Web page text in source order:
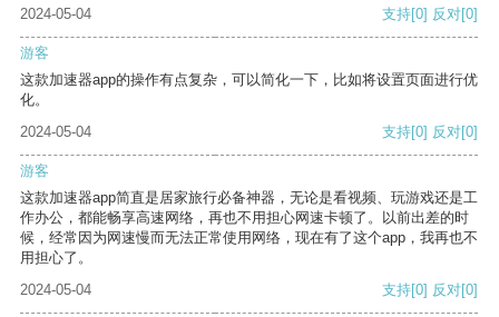
2024-05-04
支持[0] 反对[0]
游客
这款加速器app的操作有点复杂，可以简化一下，比如将设置页面进行优
化。
2024-05-04
支持[0] 反对[0]
游客
这款加速器app简直是居家旅行必备神器，无论是看视频、玩游戏还是工
作办公，都能畅享高速网络，再也不用担心网速卡顿了。以前出差的时
候，经常因为网速慢而无法正常使用网络，现在有了这个app，我再也不
用担心了。
2024-05-04
支持[0] 反对[0]